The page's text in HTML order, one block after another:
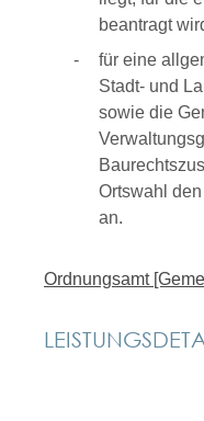
beantragt
für eine
Stadt- und
sowie die
Ortswahl
an.
Ordnungsamt